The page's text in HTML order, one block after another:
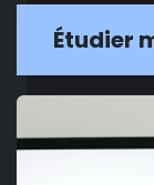
Étudier